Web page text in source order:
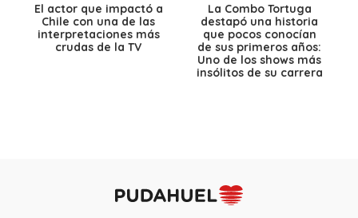
El actor que impactó a
Chile con una de las
interpretaciones más
crudas de la TV
La Combo Tortuga
destapó una historia
que pocos conocían
de sus primeros años:
Uno de los shows más
insólitos de su carrera